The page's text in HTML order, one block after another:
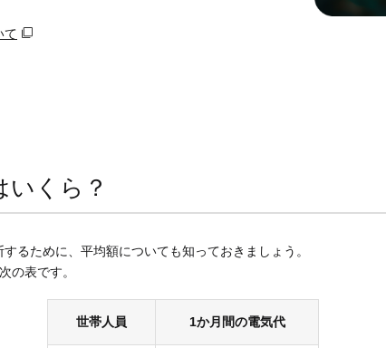
て
いくら？
るために、平均額についても知っておきましょう。
の表です。
世帯人員 1か月間の電気代